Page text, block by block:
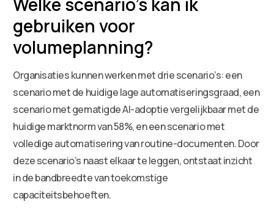
gebruiken voor
volumeplanning?
Organisaties kunnen werken met drie scenario’s: een
scenario met de huidige lage automatiseringsgraad, een
scenario met gematigde AI-adoptie vergelijkbaar met de
huidige marktnorm van 58%, en een scenario met
volledige automatisering van routine-documenten. Door
deze scenario’s naast elkaar te leggen, ontstaat inzicht
in de bandbreedte van toekomstige
capaciteitsbehoeften.